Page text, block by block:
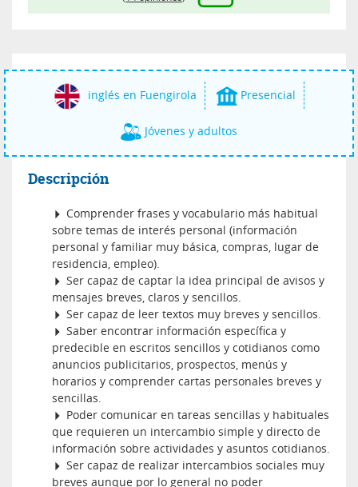
inglés en Fuengirola Presencial
Jóvenes y adultos
Descripción
Comprender frases y vocabulario más habitual
sobre temas de interés personal (información
personal y familiar muy básica, compras, lugar de
residencia, empleo).
Ser capaz de captar la idea principal de avisos y
mensajes breves, claros y sencillos.
Ser capaz de leer textos muy breves y sencillos.
Saber encontrar información específica y
predecible en escritos sencillos y cotidianos como
anuncios publicitarios, prospectos, menús y
horarios y comprender cartas personales breves y
sencillas.
Poder comunicar en tareas sencillas y habituales
que requieren un intercambio simple y directo de
información sobre actividades y asuntos cotidianos.
Ser capaz de realizar intercambios sociales muy
breves aunque por lo general no poder